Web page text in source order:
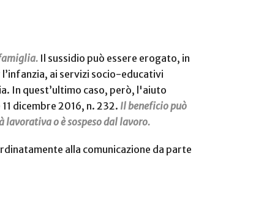
Il sussidio può essere erogato, in
ai servizi socio-educativi
In quest’ultimo caso, però, l'aiuto
dicembre 2016, n. 232. Il beneficio può
lavorativa o è sospeso dal lavoro.
alla comunicazione da parte